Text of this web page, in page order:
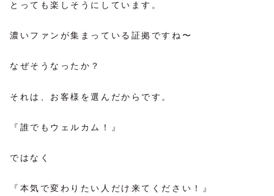
とっても楽しそうにしています。
濃いファンが集まっている証拠ですね〜
なぜそうなったか？
それは、お客様を選んだからです。
『誰でもウェルカム！』
ではなく
『本気で変わりたい人だけ来てください！』